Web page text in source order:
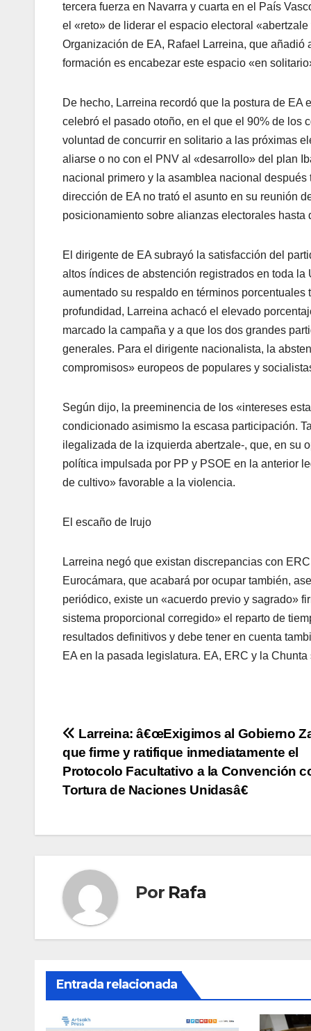
tercera fuerza en Navarra y cuarta en el Paí­s
el «reto» de liderar el espacio electoral
Organización de EA, Rafael Larreina, que
formación es encabezar este espacio «en
De hecho, Larreina recordó que la postura de
celebró el pasado otoño, en el que el 90% de los
voluntad de concurrir en solitario a las próximas
aliarse o no con el PNV al «desarrollo» del plan
nacional primero y la asamblea nacional
dirección de EA no trató el asunto en su reunión
posicionamiento sobre alianzas electorales hasta
El dirigente de EA subrayó la satisfacción del
altos í­ndices de abstención registrados en toda
aumentado su respaldo en términos
profundidad, Larreina achacó el elevado
marcado la campaña y a que los dos grandes
generales. Para el dirigente nacionalista, la
compromisos» europeos de populares y
Según dijo, la preeminencia de los «intereses
condicionado asimismo la escasa participación.
ilegalizada de la izquierda abertzale-, que, en su
polí­tica impulsada por PP y PSOE en la anterior
de cultivo» favorable a la violencia.
El escaño de Irujo
Larreina negó que existan discrepancias con
Eurocámara, que acabará por ocupar también,
periódico, existe un «acuerdo previo y sagrado»
sistema proporcional corregido» el reparto de
resultados definitivos y debe tener en cuenta
EA en la pasada legislatura. EA, ERC y la
Navegación
de
entradas
Larreina: â€œExigimos al Gobierno
que firme y ratifique inmediatamente el
Protocolo Facultativo a la Convención
Tortura de Naciones Unidasâ€
Por Rafa
Entrada relacionada